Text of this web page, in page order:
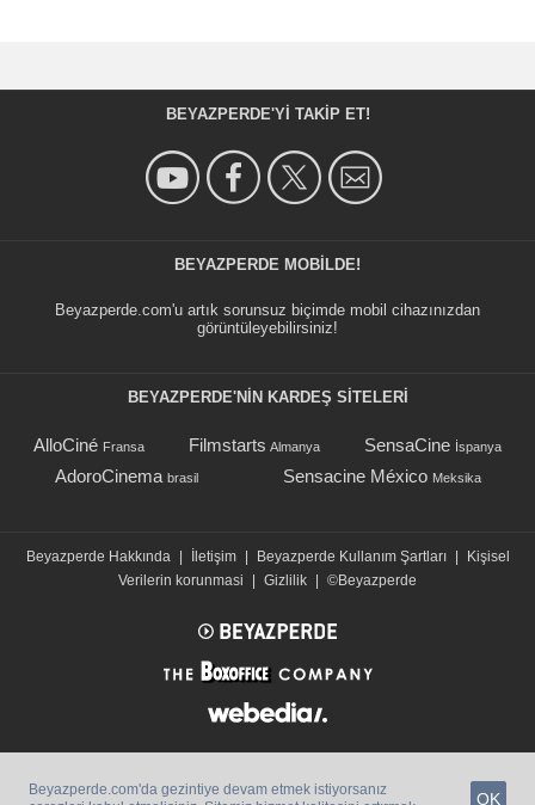
BEYAZPERDE'YI TAKIP ET!
BEYAZPERDE MOBILDE!
Beyazperde.com'u artık sorunsuz biçimde mobil cihazınızdan
görüntüleyebilirsiniz!
BEYAZPERDE'NIN KARDEŞ SİTELERİ
AlloCiné Fransa Filmstarts Almanya SensaCine İspanya
AdoroCinema brasil Sensacine México Meksika
Beyazperde Hakkında | İletişim | Beyazperde Kullanım Şartları |
Kişisel
Verilerin korunmasi
| Gizlilik | ©Beyazperde
Beyazperde.com'da gezintiye devam etmek istiyorsanız
OK